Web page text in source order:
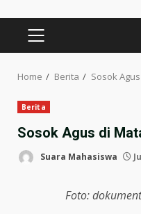
Home Berita Sosok
Berita
Sosok Agus di
Suara Mahasiswa
Foto: